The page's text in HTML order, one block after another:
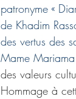
patronyme «
de Khadim
des vertus des
Mame
des valeurs
Hommage à